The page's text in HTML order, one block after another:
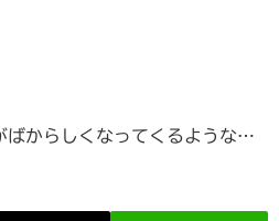
ばからしくなってくるような…